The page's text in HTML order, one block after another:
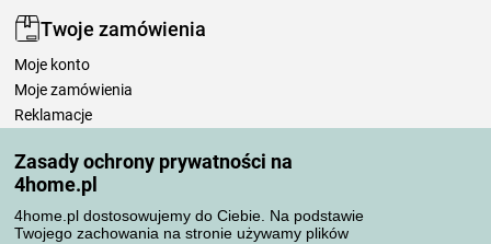
Zasady ochrony prywatności na
4home.pl
4home.pl dostosowujemy do Ciebie. Na podstawie
Twojego zachowania na stronie używamy plików
Twoje zamówienia
Moje konto
Moje zamówienia
Reklamacje
Zasady przetwarzania recenzji
Sposoby transportu